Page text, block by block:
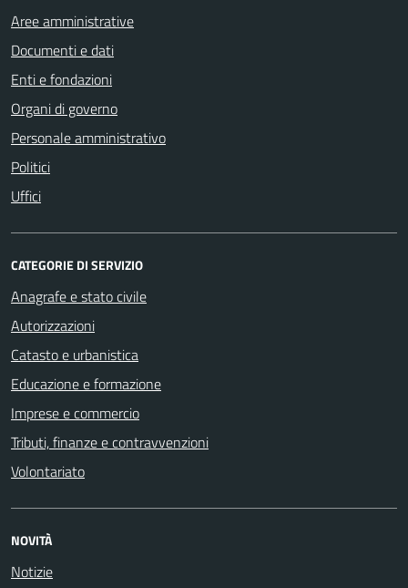
Aree amministrative
Documenti e dati
Enti e fondazioni
Organi di governo
Personale amministrativo
Politici
Uffici
CATEGORIE DI SERVIZIO
Anagrafe e stato civile
Autorizzazioni
Catasto e urbanistica
Educazione e formazione
Imprese e commercio
Tributi, finanze e contravvenzioni
Volontariato
NOVITÀ
Notizie